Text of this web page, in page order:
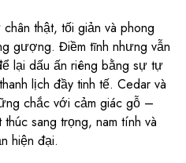
thật, tối giản và phong
gượng. Điềm tĩnh nhưng vẫn
lại dấu ấn riêng bằng sự tự
lịch đầy tinh tế. Cedar và
chắc với cảm giác gỗ –
sang trọng, nam tính và
hiện đại.